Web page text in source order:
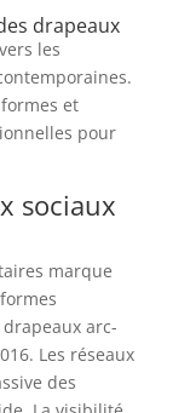
drapeaux
les
et
pour
sociaux
marque
arc-
Les réseaux
des